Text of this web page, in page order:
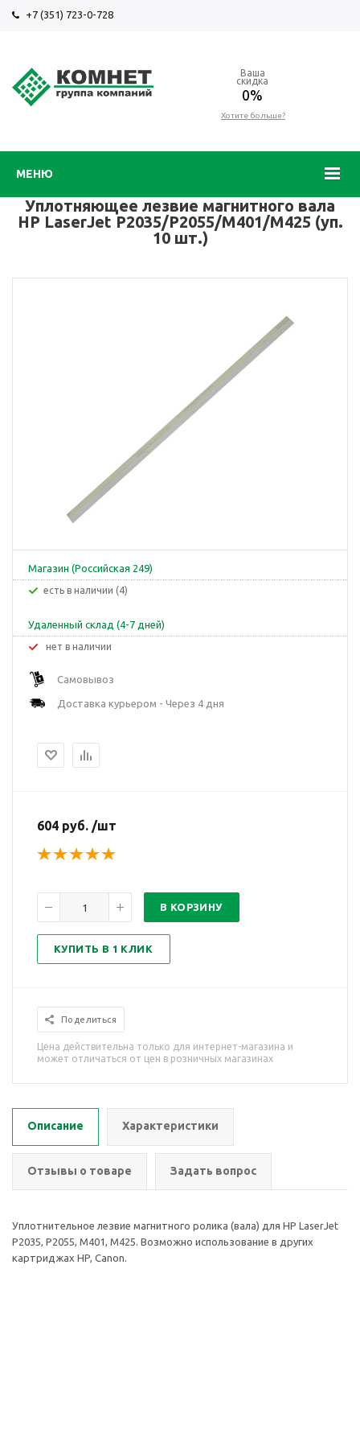
+7 (351) 723-0-728
МЕНЮ
Ваша
скидка
0%
Хотите больше?
Уплотняющее лезвие магнитного вала
HP LaserJet P2035/P2055/M401/M425 (уп.
10 шт.)
Магазин (Российская 249)
Есть в наличии (4)
Удаленный склад (4-7 дней)
Нет в наличии
Самовывоз
Доставка курьером - Через 4 дня
604 руб. /шт
В КОРЗИНУ
КУПИТЬ В 1 КЛИК
Поделиться
Цена действительна только для интернет-магазина и
может отличаться от цен в розничных магазинах
Описание Характеристики
Отзывы о товаре Задать вопрос
Уплотнительное лезвие магнитного ролика (вала) для HP LaserJet
P2035, P2055, M401, M425. Возможно использование в других
картриджах HP, Canon.